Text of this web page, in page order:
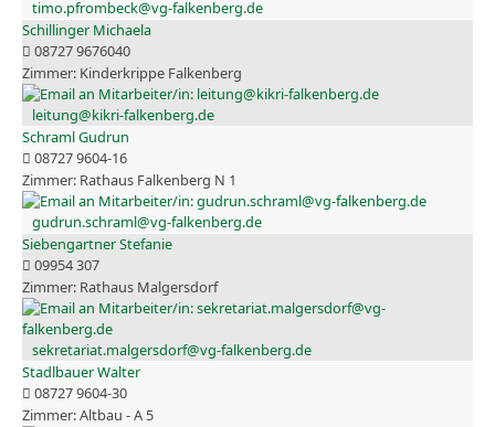
timo.pfrombeck@vg-falkenberg.de
Schillinger Michaela
08727 9676040
Kinderkrippe Falkenberg
leitung@kikri-falkenberg.de
Schraml Gudrun
08727 9604-16
Rathaus Falkenberg N 1
gudrun.schraml@vg-falkenberg.de
Siebengartner Stefanie
09954 307
Rathaus Malgersdorf
sekretariat.malgersdorf@vg-falkenberg.de
Stadlbauer Walter
08727 9604-30
Altbau - A 5